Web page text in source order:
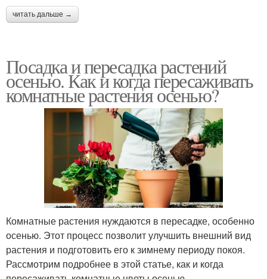
читать дальше →
Посадка и пересадка растений
осенью. Как и когда пересаживать
комнатные растения осенью?
Комнатные растения нуждаются в пересадке, особенно
осенью. Этот процесс позволит улучшить внешний вид
растения и подготовить его к зимнему периоду покоя.
Рассмотрим подробнее в этой статье, как и когда